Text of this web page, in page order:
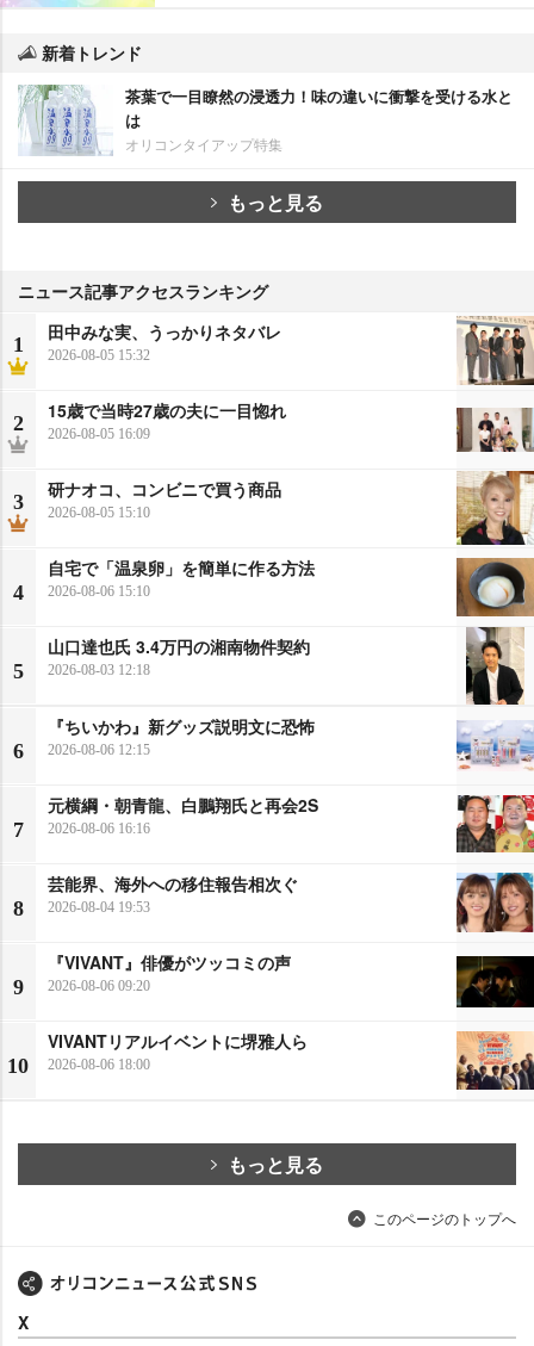
新着トレンド
茶葉で一目瞭然の浸透力！味の違いに衝撃を受ける水と
は
オリコンタイアップ特集
もっと見る
ニュース記事アクセスランキング
1
田中みな実、うっかりネタバレ
2026-08-05 15:32
2
15歳で当時27歳の夫に一目惚れ
2026-08-05 16:09
3
研ナオコ、コンビニで買う商品
2026-08-05 15:10
4
自宅で「温泉卵」を簡単に作る方法
2026-08-06 15:10
5
山口達也氏 3.4万円の湘南物件契約
2026-08-03 12:18
6
『ちいかわ』新グッズ説明文に恐怖
2026-08-06 12:15
7
元横綱・朝青龍、白鵬翔氏と再会2S
2026-08-06 16:16
8
芸能界、海外への移住報告相次ぐ
2026-08-04 19:53
9
『VIVANT』俳優がツッコミの声
2026-08-06 09:20
10
VIVANTリアルイベントに堺雅人ら
2026-08-06 18:00
もっと見る
このページのトップへ
X